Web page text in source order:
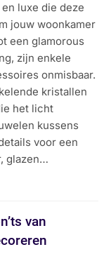
luxe die deze
jouw woonkamer
een glamorous
zijn enkele
onmisbaar.
kristallen
het licht
kussens
voor een
glazen…
van